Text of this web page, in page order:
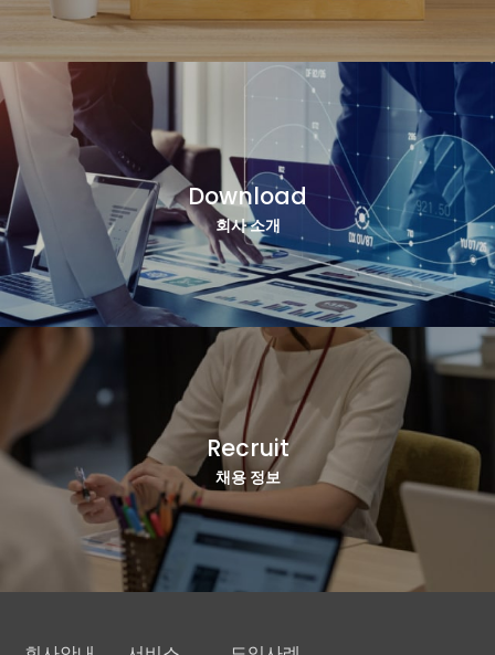
Download
회사 소개
Recruit
채용 정보